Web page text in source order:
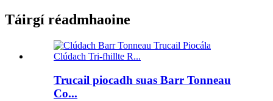
Táirgí réadmhaoine
Trucail piocadh suas Barr Tonneau
Co...